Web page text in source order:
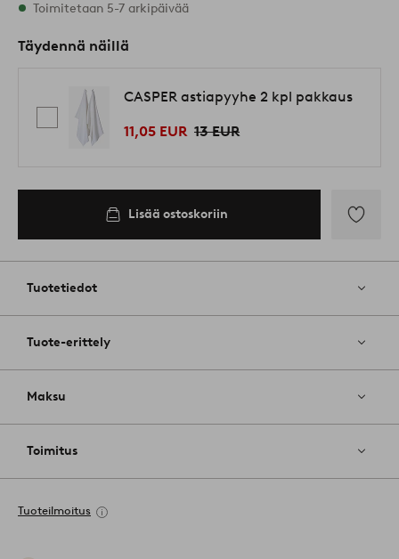
Varastossa
Toimitetaan 5-7 arkipäivää
Täydennä näillä
CASPER astiapyyhe 2 kpl pakkaus
11,05 EUR 13 EUR
Lisää ostoskoriin
Tuotetiedot
Tuote-erittely
Maksu
Toimitus
Tuoteilmoitus